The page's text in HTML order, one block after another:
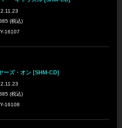
(税込)
16107
ーズ・オン [SHM-CD]
(税込)
16108